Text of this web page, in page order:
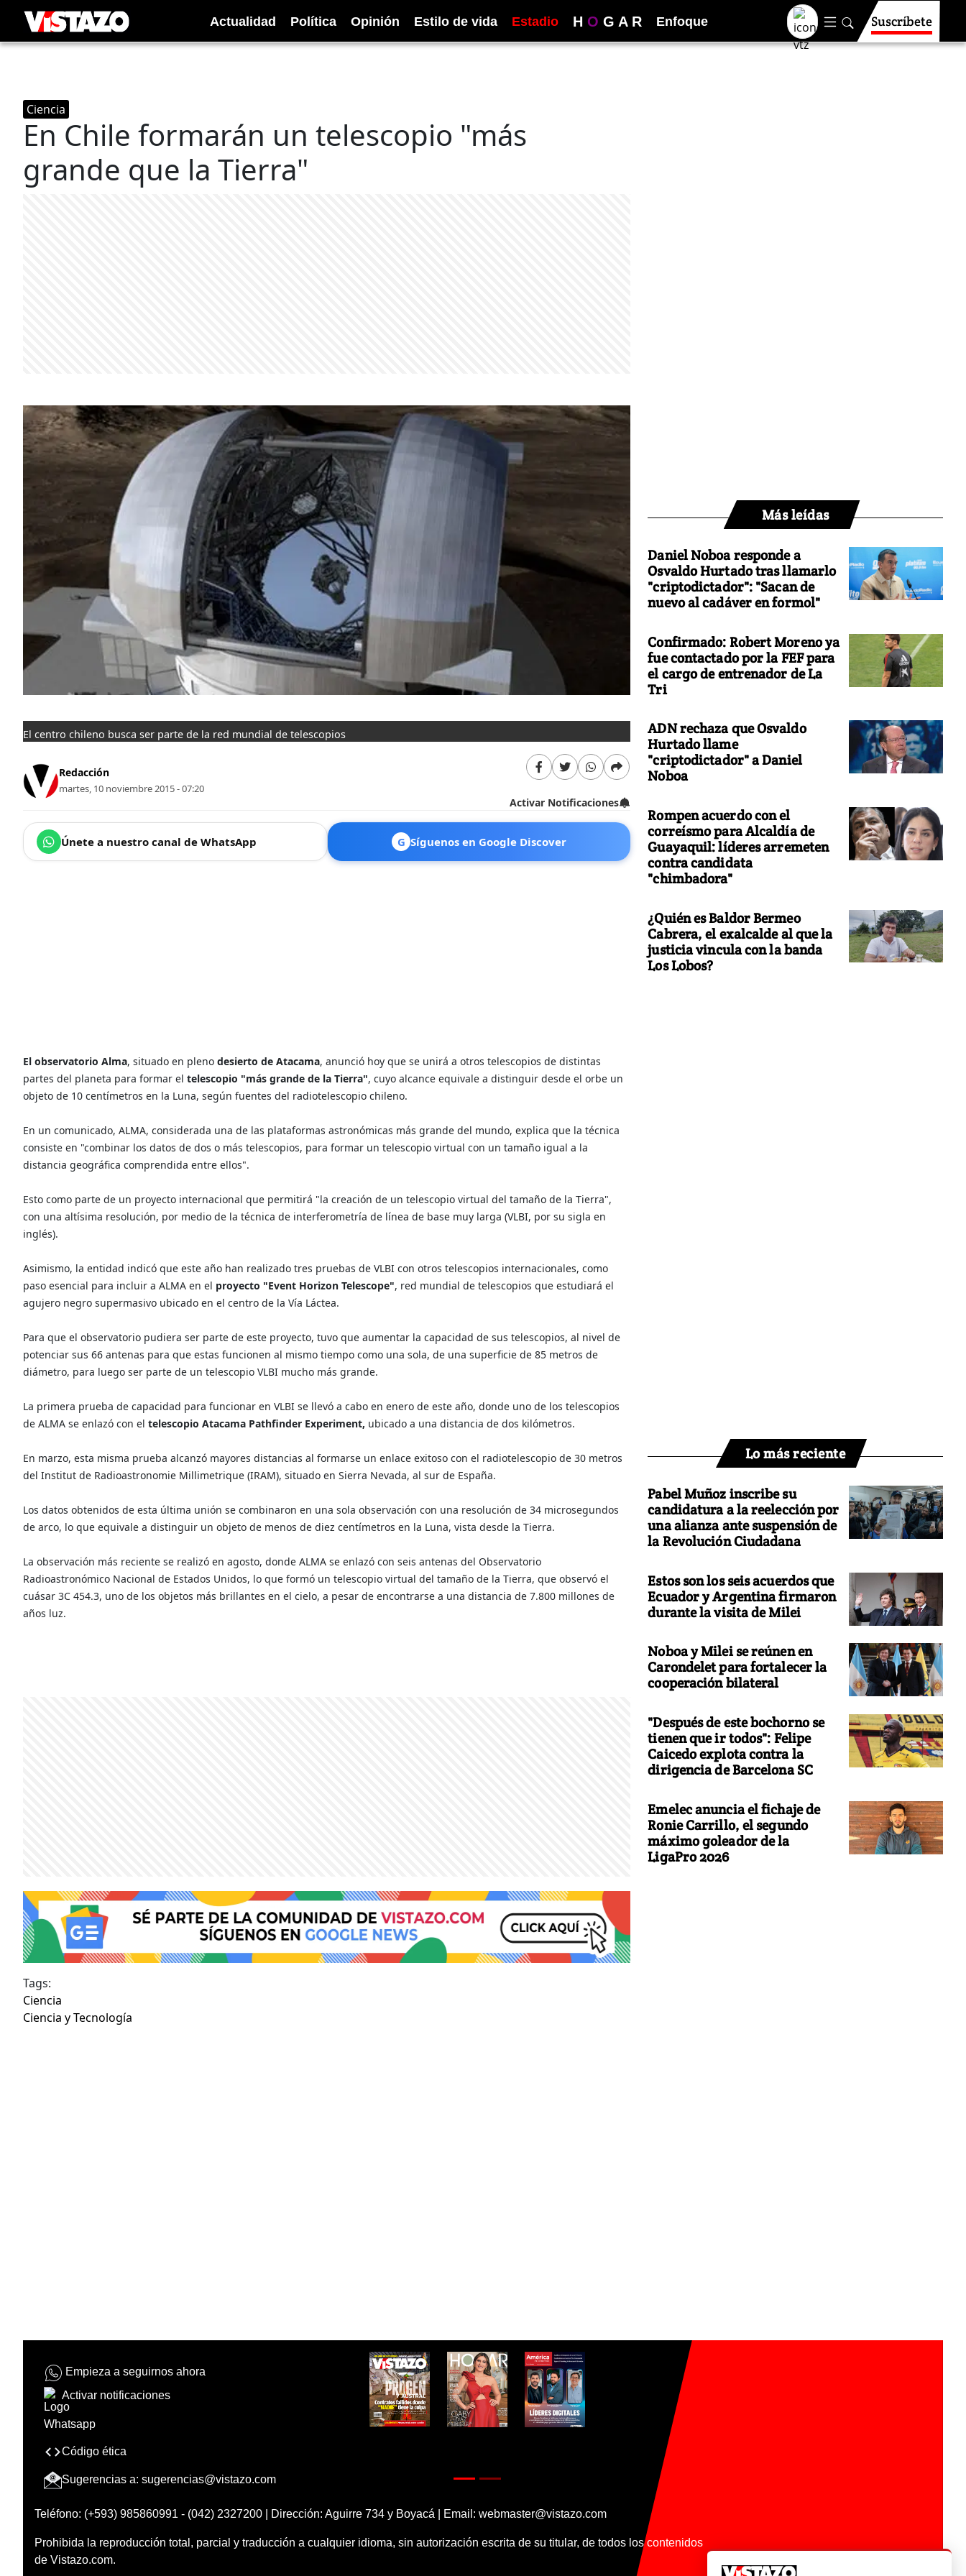
Actualidad Política Opinión Estilo de vida Estadio H O G A R Enfoque Suscríbete
Ciencia
En Chile formarán un telescopio "más
grande que la Tierra"
El centro chileno busca ser parte de la red mundial de telescopios
Redacción
martes, 10 noviembre 2015 - 07:20
Activar Notificaciones
Únete a nuestro canal de WhatsApp G Síguenos en Google Discover
El observatorio Alma, situado en pleno desierto de Atacama, anunció hoy que se unirá a otros telescopios de distintas
partes del planeta para formar el telescopio "más grande de la Tierra", cuyo alcance equivale a distinguir desde el orbe un
objeto de 10 centímetros en la Luna, según fuentes del radiotelescopio chileno.
En un comunicado, ALMA, considerada una de las plataformas astronómicas más grande del mundo, explica que la técnica
consiste en "combinar los datos de dos o más telescopios, para formar un telescopio virtual con un tamaño igual a la
distancia geográfica comprendida entre ellos".
Esto como parte de un proyecto internacional que permitirá "la creación de un telescopio virtual del tamaño de la Tierra",
con una altísima resolución, por medio de la técnica de interferometría de línea de base muy larga (VLBI, por su sigla en
inglés).
Asimismo, la entidad indicó que este año han realizado tres pruebas de VLBI con otros telescopios internacionales, como
paso esencial para incluir a ALMA en el proyecto "Event Horizon Telescope", red mundial de telescopios que estudiará el
agujero negro supermasivo ubicado en el centro de la Vía Láctea.
Para que el observatorio pudiera ser parte de este proyecto, tuvo que aumentar la capacidad de sus telescopios, al nivel de
potenciar sus 66 antenas para que estas funcionen al mismo tiempo como una sola, de una superficie de 85 metros de
diámetro, para luego ser parte de un telescopio VLBI mucho más grande.
La primera prueba de capacidad para funcionar en VLBI se llevó a cabo en enero de este año, donde uno de los telescopios
de ALMA se enlazó con el telescopio Atacama Pathfinder Experiment, ubicado a una distancia de dos kilómetros.
En marzo, esta misma prueba alcanzó mayores distancias al formarse un enlace exitoso con el radiotelescopio de 30 metros
del Institut de Radioastronomie Millimetrique (IRAM), situado en Sierra Nevada, al sur de España.
Los datos obtenidos de esta última unión se combinaron en una sola observación con una resolución de 34 microsegundos
de arco, lo que equivale a distinguir un objeto de menos de diez centímetros en la Luna, vista desde la Tierra.
La observación más reciente se realizó en agosto, donde ALMA se enlazó con seis antenas del Observatorio
Radioastronómico Nacional de Estados Unidos, lo que formó un telescopio virtual del tamaño de la Tierra, que observó el
cuásar 3C 454.3, uno de los objetos más brillantes en el cielo, a pesar de encontrarse a una distancia de 7.800 millones de
años luz.
Tags:
Ciencia
Ciencia y Tecnología
Más leídas
Daniel Noboa responde a
Osvaldo Hurtado tras llamarlo
"criptodictador": "Sacan de
nuevo al cadáver en formol"
Confirmado: Robert Moreno ya
fue contactado por la FEF para
el cargo de entrenador de La
Tri
ADN rechaza que Osvaldo
Hurtado llame
"criptodictador" a Daniel
Noboa
Rompen acuerdo con el
correísmo para Alcaldía de
Guayaquil: líderes arremeten
contra candidata
"chimbadora"
¿Quién es Baldor Bermeo
Cabrera, el exalcalde al que la
justicia vincula con la banda
Los Lobos?
Lo más reciente
Pabel Muñoz inscribe su
candidatura a la reelección por
una alianza ante suspensión de
la Revolución Ciudadana
Estos son los seis acuerdos que
Ecuador y Argentina firmaron
durante la visita de Milei
Noboa y Milei se reúnen en
Carondelet para fortalecer la
cooperación bilateral
"Después de este bochorno se
tienen que ir todos": Felipe
Caicedo explota contra la
dirigencia de Barcelona SC
Emelec anuncia el fichaje de
Ronie Carrillo, el segundo
máximo goleador de la
LigaPro 2026
Empieza a seguirnos ahora
Activar notificaciones
Código ética
Sugerencias a: sugerencias@vistazo.com
Teléfono: (+593) 985860991 - (042) 2327200 | Dirección: Aguirre 734 y Boyacá | Email: webmaster@vistazo.com
Prohibida la reproducción total, parcial y traducción a cualquier idioma, sin autorización escrita de su titular, de todos los contenidos
de Vistazo.com.